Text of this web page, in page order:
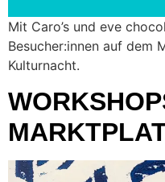
Mit Caro’s und eve
Besucher:innen auf dem
Kulturnacht.